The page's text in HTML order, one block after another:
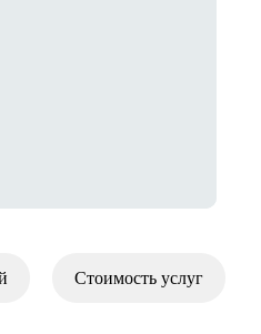
Стоимость услуг